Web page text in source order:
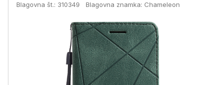
Blagovna št.: 310349 Blagovna znamka: Chameleon